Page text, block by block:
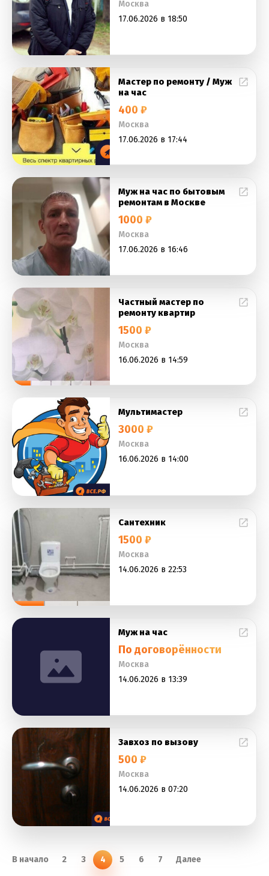
Москва
17.06.2026 в 18:50
Мастер по ремонту / Муж
на час
400 ₽
Москва
17.06.2026 в 17:44
Муж на час по бытовым
ремонтам в Москве
1000 ₽
Москва
17.06.2026 в 16:46
Частный мастер по
ремонту квартир
1500 ₽
Москва
16.06.2026 в 14:59
Мультимастер
3000 ₽
Москва
16.06.2026 в 14:00
Сантехник
1500 ₽
Москва
14.06.2026 в 22:53
Муж на час
По договорённости
Москва
14.06.2026 в 13:39
Завхоз по вызову
500 ₽
Москва
14.06.2026 в 07:20
В начало 2 3 4 5 6 7 Далее